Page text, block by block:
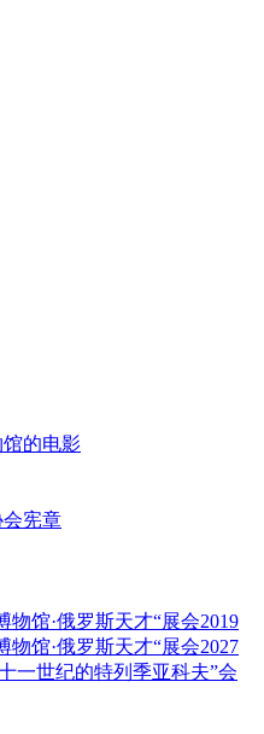
的电影
宪章
物馆·俄罗斯天才“展会2019
物馆·俄罗斯天才“展会2027
一世纪的特列季亚科夫”会